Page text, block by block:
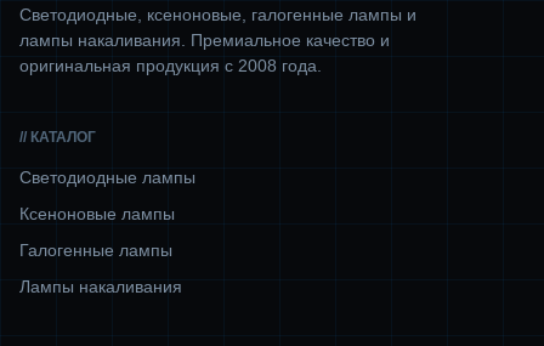
Светодиодные, ксеноновые, галогенные лампы и
лампы накаливания. Премиальное качество и
оригинальная продукция с 2008 года.
// КАТАЛОГ
Светодиодные лампы
Ксеноновые лампы
Галогенные лампы
Лампы накаливания